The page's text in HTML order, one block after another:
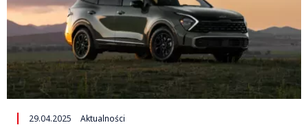
29.04.2025 Aktualności